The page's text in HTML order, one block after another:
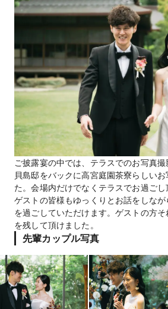
ご披露宴の中では、テラスでのお写真
貝島邸をバックに高宮庭園茶寮らしい
た。会場内だけでなくテラスでお過ご
ゲストの皆様もゆっくりとお話をしな
を過ごしていただけます。ゲストの方
を残して頂けました。
先輩カップル写真